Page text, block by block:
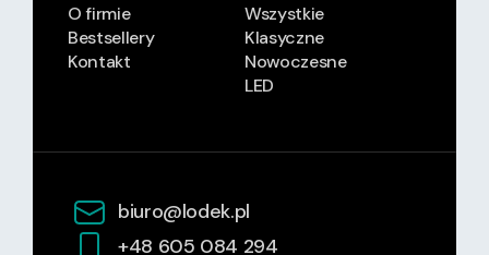
O firmie
Bestsellery
Kontakt
Wszystkie
Klasyczne
Nowoczesne
LED
biuro@lodek.pl
+48 605 084 294